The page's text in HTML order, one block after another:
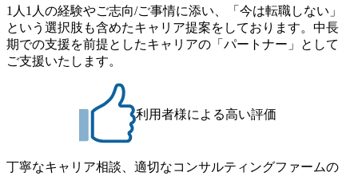
務経
テーマ
のレ
ず、ク
・供給
込んだ
・規
*カン
然災害を踏まえたBCP/BCM
高度化支援 ・AI・データ活
用に伴うリスク管理・モニタ
リング体制整備支援 ・組織レ
援 ●想定職位 コンサルタント
～シニアマネジャー ●役割お
ェクトで定められたスコー
プ・成果物に基づく分析、設
1人1人の経験やご志向/ご事情に添い、「今は転職しない」
という選択肢も含めたキャリア提案をしております。中長
期での支援を前提としたキャリアの「パートナー」として
ご支援いたします。
利用者様による高い評価
丁寧なキャリア相談、適切なコンサルティングファームの